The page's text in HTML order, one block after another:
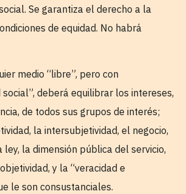
Se garantiza el derecho a la
de equidad. No habrá
medio “libre”, pero con
deberá equilibrar los intereses,
de todos sus grupos de interés;
la intersubjetividad, el negocio,
ley, la dimensión pública del servicio,
y la “veracidad e
le son consustanciales.